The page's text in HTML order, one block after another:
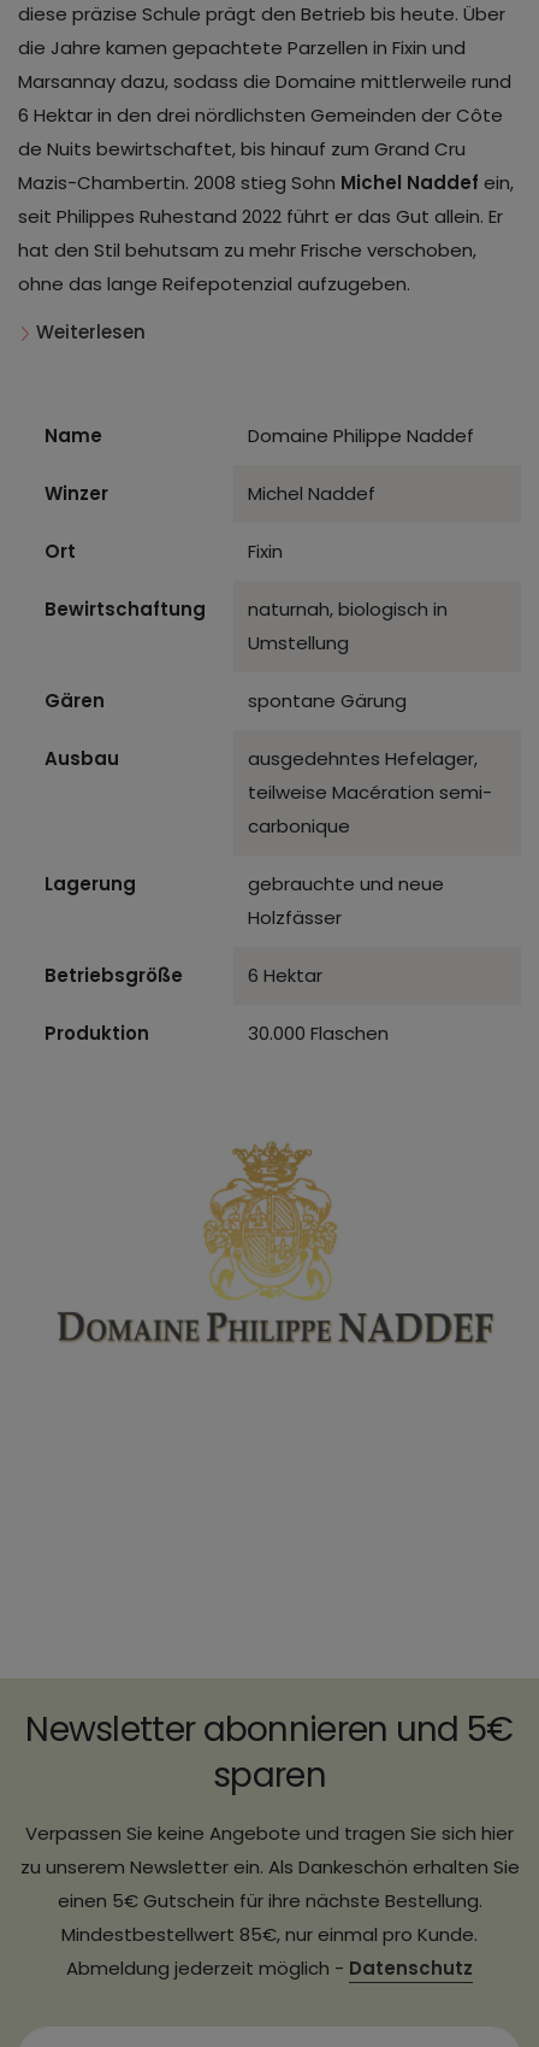
diese präzise Schule prägt den Betrieb bis heute. Über
die Jahre kamen gepachtete Parzellen in Fixin und
Marsannay dazu, sodass die Domaine mittlerweile rund
6 Hektar in den drei nördlichsten Gemeinden der Côte
de Nuits bewirtschaftet, bis hinauf zum Grand Cru
Mazis-Chambertin. 2008 stieg Sohn Michel Naddef ein,
seit Philippes Ruhestand 2022 führt er das Gut allein. Er
hat den Stil behutsam zu mehr Frische verschoben,
ohne das lange Reifepotenzial aufzugeben.
Weiterlesen
Name Domaine Philippe Naddef
Winzer Michel Naddef
Ort Fixin
Bewirtschaftung
naturnah, biologisch in
Umstellung
Gären spontane Gärung
Ausbau
ausgedehntes Hefelager,
teilweise Macération semi-
carbonique
Lagerung
gebrauchte und neue
Holzfässer
Betriebsgröße 6 Hektar
Produktion 30.000 Flaschen
Newsletter abonnieren und 5€
sparen
Verpassen Sie keine Angebote und tragen Sie sich hier
zu unserem Newsletter ein. Als Dankeschön erhalten Sie
einen 5€ Gutschein für ihre nächste Bestellung.
Mindestbestellwert 85€, nur einmal pro Kunde.
Abmeldung jederzeit möglich - Datenschutz